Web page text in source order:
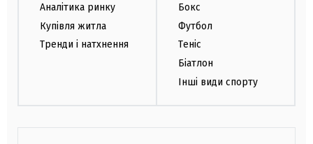
Аналітика ринку
Купівля житла
Тренди і натхнення
Бокс
Футбол
Теніс
Біатлон
Інші види спорту